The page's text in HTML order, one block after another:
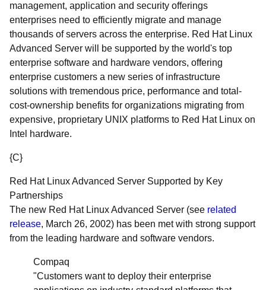
management, application and security offerings
enterprises need to efficiently migrate and manage
thousands of servers across the enterprise. Red Hat Linux
Advanced Server will be supported by the world's top
enterprise software and hardware vendors, offering
enterprise customers a new series of infrastructure
solutions with tremendous price, performance and total-
cost-ownership benefits for organizations migrating from
expensive, proprietary UNIX platforms to Red Hat Linux on
Intel hardware.
{C}
Red Hat Linux Advanced Server Supported by Key
Partnerships
The new Red Hat Linux Advanced Server (see related
release, March 26, 2002) has been met with strong support
from the leading hardware and software vendors.
Compaq
"Customers want to deploy their enterprise